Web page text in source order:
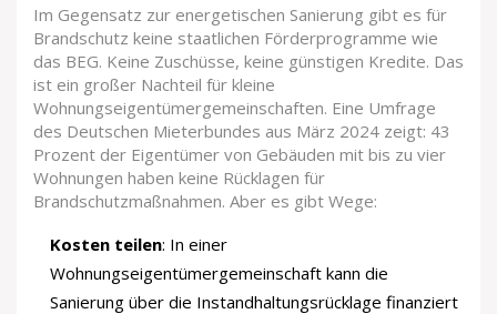
Im Gegensatz zur energetischen Sanierung gibt es für
Brandschutz keine staatlichen Förderprogramme wie
das BEG. Keine Zuschüsse, keine günstigen Kredite. Das
ist ein großer Nachteil für kleine
Wohnungseigentümergemeinschaften. Eine Umfrage
des Deutschen Mieterbundes aus März 2024 zeigt: 43
Prozent der Eigentümer von Gebäuden mit bis zu vier
Wohnungen haben keine Rücklagen für
Brandschutzmaßnahmen. Aber es gibt Wege:
Kosten teilen: In einer
Wohnungseigentümergemeinschaft kann die
Sanierung über die Instandhaltungsrücklage finanziert